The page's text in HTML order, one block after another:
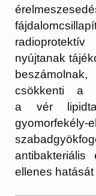
nyújtanak
csökkenti a
a vér
ellenes hatását